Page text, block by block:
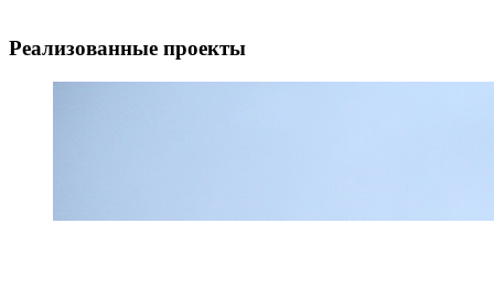
Реализованные проекты